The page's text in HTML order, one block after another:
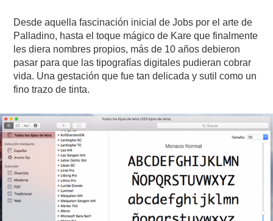
Desde aquella fascinación inicial de Jobs por el arte de
Palladino, hasta el toque mágico de Kare que finalmente
les diera nombres propios, más de 10 años debieron
pasar para que las tipografías digitales pudieran cobrar
vida. Una gestación que fue tan delicada y sutil como un
fino trazo de tinta.